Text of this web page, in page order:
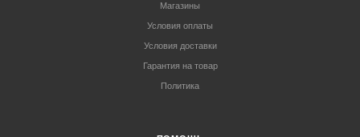
Магазины
Условия оплаты
Условия доставки
Гарантия на товар
Политика